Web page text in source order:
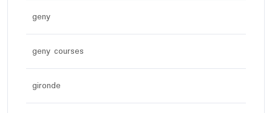
geny
geny courses
gironde